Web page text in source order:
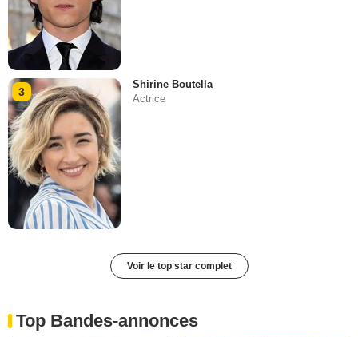
3
Shirine Boutella
Actrice
Voir le top star complet
Top Bandes-annonces